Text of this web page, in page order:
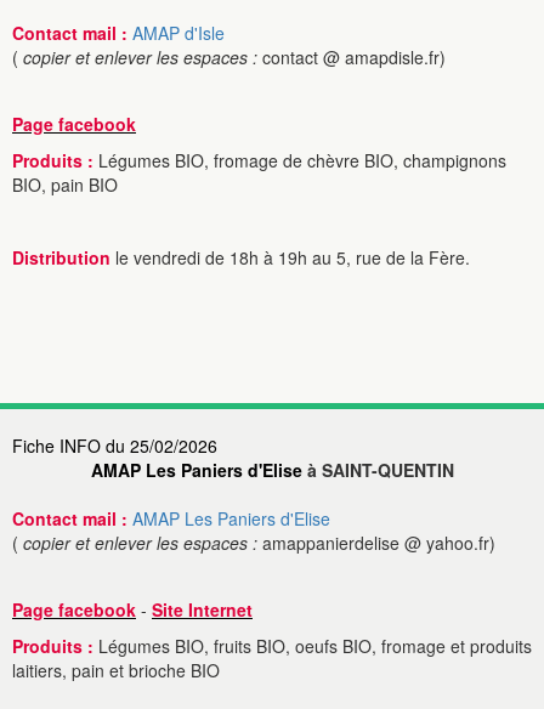
Contact mail : AMAP d'Isle
( copier et enlever les espaces : contact @ amapdisle.fr)
Page facebook
Produits : Légumes BIO, fromage de chèvre BIO, champignons
BIO, pain BIO
Distribution le vendredi de 18h à 19h au 5, rue de la Fère.
Fiche INFO du 25/02/2026
AMAP Les Paniers d'Eliseà SAINT-QUENTIN
Contact mail : AMAP Les Paniers d'Elise
( copier et enlever les espaces : amappanierdelise @ yahoo.fr)
Page facebook - Site Internet
Produits : Légumes BIO, fruits BIO, oeufs BIO, fromage et produits
laitiers, pain et brioche BIO